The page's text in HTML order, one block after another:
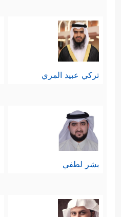
تركي عبيد المري
بشر لطفي